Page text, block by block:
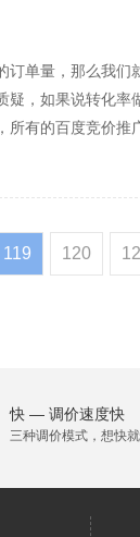
单量，那么我
，如果说转化
有的百度竞价
119 120
快 — 调价速度快
三种调价模式，想快